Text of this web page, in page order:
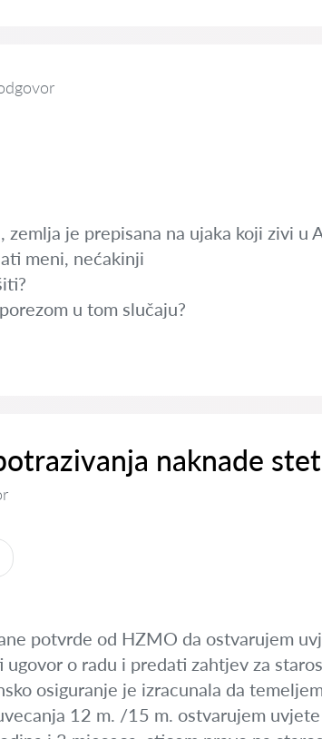
zemlja je prepisana na ujaka koji zivi
meni, nećakinji
u tom slučaju?
naknade
potvrde od HZMO da ostvarujem
ugovor o radu i predati zahtjev za
osiguranje je izracunala da
12 m. /15 m. ostvarujem